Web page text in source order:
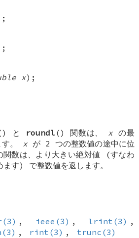
x);
と roundl () 関数は、 x の最
す。 x が 2 つの整数値の途中に位
関数は、より大きい絶対値 (すなわ
す) で整数値を返します。
, ieee(3) , lrint(3) ,
, rint(3) , trunc(3)